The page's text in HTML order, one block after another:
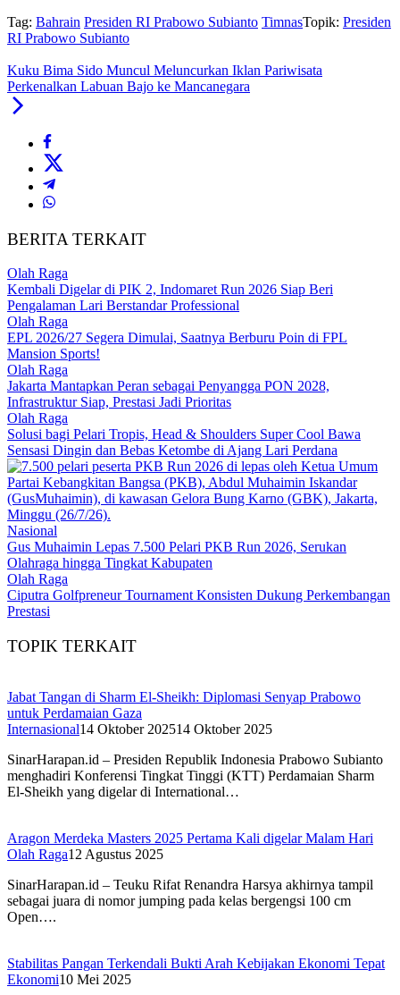
Tag: Bahrain Presiden RI Prabowo Subianto TimnasTopik: Presiden
RI Prabowo Subianto
Kuku Bima Sido Muncul Meluncurkan Iklan Pariwisata
Perkenalkan Labuan Bajo ke Mancanegara
BERITA TERKAIT
Olah Raga
Kembali Digelar di PIK 2, Indomaret Run 2026 Siap Beri
Pengalaman Lari Berstandar Professional
Olah Raga
EPL 2026/27 Segera Dimulai, Saatnya Berburu Poin di FPL
Mansion Sports!
Olah Raga
Jakarta Mantapkan Peran sebagai Penyangga PON 2028,
Infrastruktur Siap, Prestasi Jadi Prioritas
Olah Raga
Solusi bagi Pelari Tropis, Head & Shoulders Super Cool Bawa
Sensasi Dingin dan Bebas Ketombe di Ajang Lari Perdana
Nasional
Gus Muhaimin Lepas 7.500 Pelari PKB Run 2026, Serukan
Olahraga hingga Tingkat Kabupaten
Olah Raga
Ciputra Golfpreneur Tournament Konsisten Dukung Perkembangan
Prestasi
TOPIK TERKAIT
Jabat Tangan di Sharm El-Sheikh: Diplomasi Senyap Prabowo
untuk Perdamaian Gaza
Internasional14 Oktober 202514 Oktober 2025
SinarHarapan.id – Presiden Republik Indonesia Prabowo Subianto
menghadiri Konferensi Tingkat Tinggi (KTT) Perdamaian Sharm
El-Sheikh yang digelar di International…
Aragon Merdeka Masters 2025 Pertama Kali digelar Malam Hari
Olah Raga12 Agustus 2025
SinarHarapan.id – Teuku Rifat Renandra Harsya akhirnya tampil
sebagai juara di nomor jumping pada kelas bergengsi 100 cm
Open….
Stabilitas Pangan Terkendali Bukti Arah Kebijakan Ekonomi Tepat
Ekonomi10 Mei 2025